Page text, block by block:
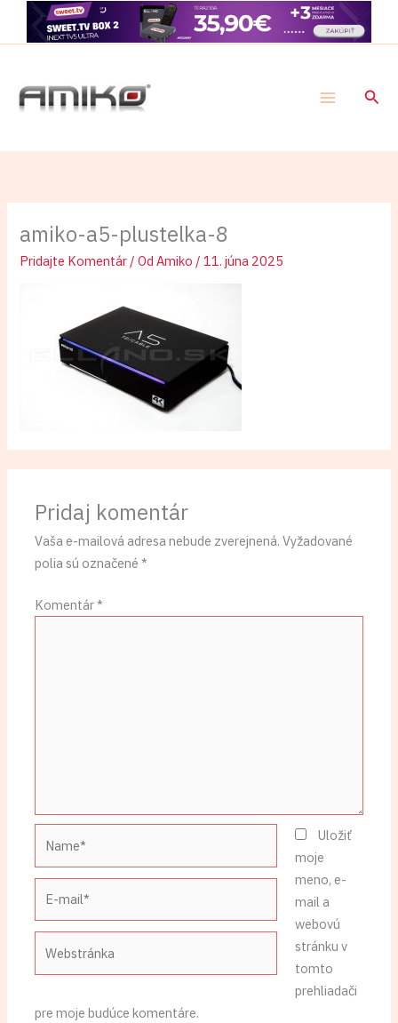
Preskočiť
amiko-a5-plustelka-8
Pridajte Komentár / Od Amiko /11. júna 2025
Pridaj komentár
Vaša e-mailová adresa nebude zverejnená. Vyžadované
polia sú označené*
Komentár*
Uložiť
moje
meno, e-
mail a
webovú
stránku v
tomto
prehliadači
pre moje budúce komentáre.